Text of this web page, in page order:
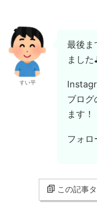
すい平
最後ま
ました
ブログ
ます！
フォロ
この記事